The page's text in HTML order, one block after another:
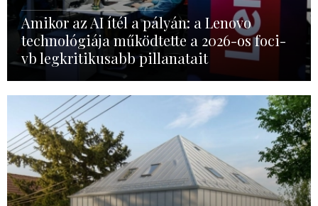
Amikor az AI ítél a pályán: a Lenovo
technológiája működtette a 2026-os foci-
vb legkritikusabb pillanatait